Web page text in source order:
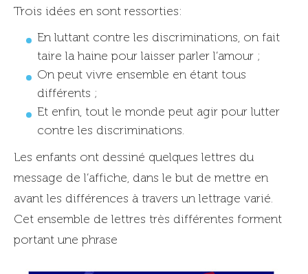
Trois idées en sont ressorties:
En luttant contre les discriminations, on fait
taire la haine pour laisser parler l’amour ;
On peut vivre ensemble en étant tous
différents ;
Et enfin, tout le monde peut agir pour lutter
contre les discriminations.
Les enfants ont dessiné quelques lettres du
message de l’affiche, dans le but de mettre en
avant les différences à travers un lettrage varié.
Cet ensemble de lettres très différentes forment
portant une phrase